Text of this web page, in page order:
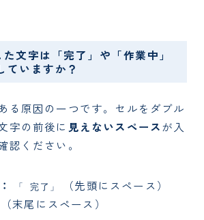
文字は「完了」や「作業中」
ていますか？
る原因の一つです。セルをダブル
字の前後に 見えないスペースが入
認ください。
「 完了」
（先頭にスペース）
（末尾にスペース）